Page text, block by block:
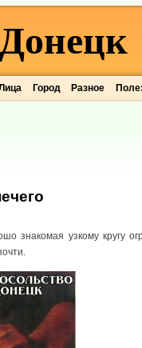
Город Разное
знакомая узкому кругу